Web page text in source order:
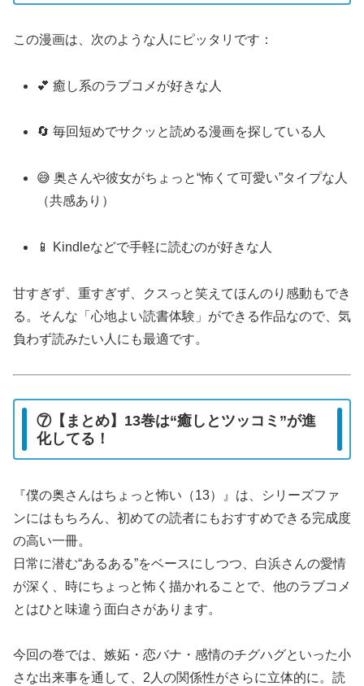
この漫画は、次のような人にピッタリです：
💕 癒し系のラブコメが好きな人
🔄 毎回短めでサクッと読める漫画を探している人
😅 奥さんや彼女がちょっと“怖くて可愛い”タイプな人
（共感あり）
📱 Kindleなどで手軽に読むのが好きな人
甘すぎず、重すぎず、クスっと笑えてほんのり感動もでき
る。そんな「心地よい読書体験」ができる作品なので、気
負わず読みたい人にも最適です。
⑦【まとめ】13巻は“癒しとツッコミ”が進
化してる！
『僕の奥さんはちょっと怖い（13）』は、シリーズファ
ンにはもちろん、初めての読者にもおすすめできる完成度
の高い一冊。
日常に潜む“あるある”をベースにしつつ、白浜さんの愛情
が深く、時にちょっと怖く描かれることで、他のラブコメ
とはひと味違う面白さがあります。
今回の巻では、嫉妬・恋バナ・感情のチグハグといった小
さな出来事を通して、2人の関係性がさらに立体的に。読